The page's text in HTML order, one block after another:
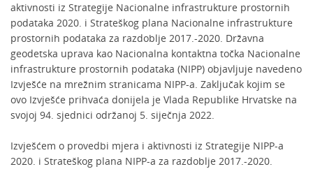
aktivnosti iz Strategije Nacionalne infrastrukture prostornih
podataka 2020. i Strateškog plana Nacionalne infrastrukture
prostornih podataka za razdoblje 2017.-2020. Državna
geodetska uprava kao Nacionalna kontaktna točka Nacionalne
infrastrukture prostornih podataka (NIPP) objavljuje navedeno
Izvješće na mrežnim stranicama NIPP-a. Zaključak kojim se
ovo Izvješće prihvaća donijela je Vlada Republike Hrvatske na
svojoj 94. sjednici održanoj 5. siječnja 2022.
Izvješćem o provedbi mjera i aktivnosti iz Strategije NIPP-a
2020. i Strateškog plana NIPP-a za razdoblje 2017.-2020.